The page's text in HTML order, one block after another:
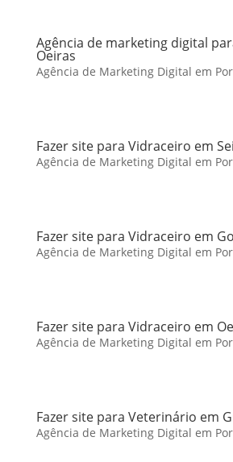
Agência de marketing digital
Oeiras
Agência de Marketing Digital em
Fazer site para Vidraceiro em
Agência de Marketing Digital em
Fazer site para Vidraceiro em
Agência de Marketing Digital em
Fazer site para Vidraceiro em
Agência de Marketing Digital em
Fazer site para Veterinário em
Agência de Marketing Digital em